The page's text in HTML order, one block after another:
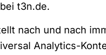
t3n.de.
nach und nach
Analytics-